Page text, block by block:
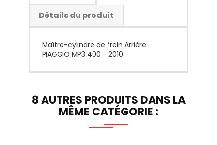
Détails du produit
Maître-cylindre de frein Arrière
PIAGGIO MP3 400 - 2010
8 AUTRES PRODUITS DANS LA
MÊME CATÉGORIE :